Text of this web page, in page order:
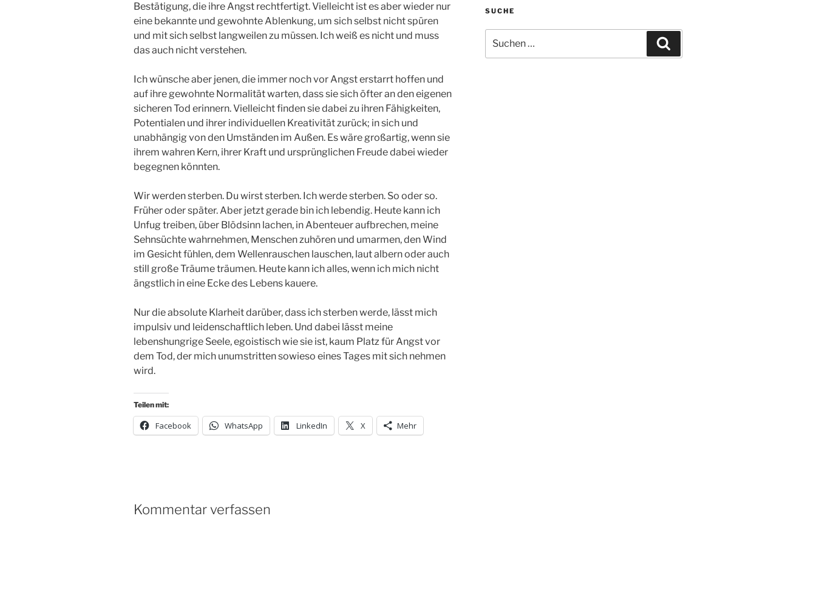
Bestätigung, die ihre Angst rechtfertigt. Vielleicht ist es aber wieder nur
eine bekannte und gewohnte Ablenkung, um sich selbst nicht spüren
und mit sich selbst langweilen zu müssen. Ich weiß es nicht und muss
das auch nicht verstehen.
Ich wünsche aber jenen, die immer noch vor Angst erstarrt hoffen und
auf ihre gewohnte Normalität warten, dass sie sich öfter an den eigenen
sicheren Tod erinnern. Vielleicht finden sie dabei zu ihren Fähigkeiten,
Potentialen und ihrer individuellen Kreativität zurück; in sich und
unabhängig von den Umständen im Außen. Es wäre großartig, wenn sie
ihrem wahren Kern, ihrer Kraft und ursprünglichen Freude dabei wieder
begegnen könnten.
Wir werden sterben. Du wirst sterben. Ich werde sterben. So oder so.
Früher oder später. Aber jetzt gerade bin ich lebendig. Heute kann ich
Unfug treiben, über Blödsinn lachen, in Abenteuer aufbrechen, meine
Sehnsüchte wahrnehmen, Menschen zuhören und umarmen, den Wind
im Gesicht fühlen, dem Wellenrauschen lauschen, laut albern oder auch
still große Träume träumen. Heute kann ich alles, wenn ich mich nicht
ängstlich in eine Ecke des Lebens kauere.
Nur die absolute Klarheit darüber, dass ich sterben werde, lässt mich
impulsiv und leidenschaftlich leben. Und dabei lässt meine
lebenshungrige Seele, egoistisch wie sie ist, kaum Platz für Angst vor
dem Tod, der mich unumstritten sowieso eines Tages mit sich nehmen
wird.
Teilen mit:
Facebook WhatsApp LinkedIn X Mehr
Kommentar verfassen
SUCHE
nach: